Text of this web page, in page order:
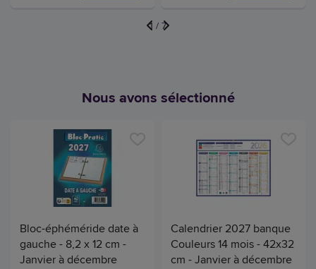
1 / 7
Nous avons sélectionné
Bloc-éphéméride date à
gauche - 8,2 x 12 cm -
Janvier à décembre
Calendrier 2027 banque
Couleurs 14 mois - 42x32
cm - Janvier à décembre